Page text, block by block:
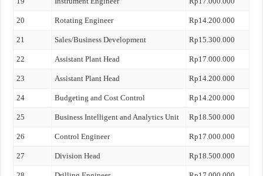
20 Rotating Engineer Rp14.200.000
21 Sales/Business Development Rp15.300.000
22 Assistant Plant Head Rp17.000.000
23 Assistant Plant Head Rp14.200.000
24 Budgeting and Cost Control Rp14.200.000
25 Business Intelligent and Analytics Unit Rp18.500.000
26 Control Engineer Rp17.000.000
27 Division Head Rp18.500.000